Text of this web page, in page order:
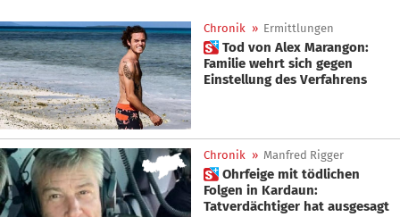
Chronik » Ermittlungen
 Tod von Alex Marangon:
Familie wehrt sich gegen
Einstellung des Verfahrens
Chronik » Manfred Rigger
 Ohrfeige mit tödlichen
Folgen in Kardaun:
Tatverdächtiger hat ausgesagt